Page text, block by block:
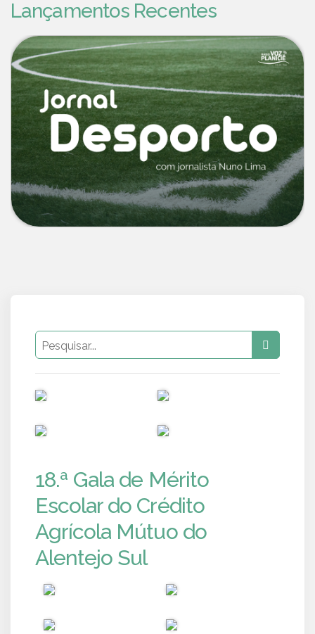
Lançamentos Recentes
18.ª Gala de Mérito
Escolar do Crédito
Agrícola Mútuo do
Alentejo Sul